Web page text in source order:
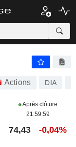
Actions DIA
Après clôture
21:59:59
74,43 -0,04%